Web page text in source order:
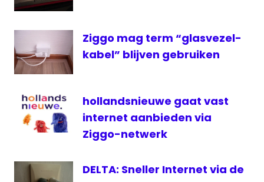
netwerk
NOS
NPO
Best
Radio
veronica
RTV
Ziggo mag term “glasvezel-
kabel” blijven gebruiken
hollandsnieuwe gaat vast
internet aanbieden via
Ziggo-netwerk
DELTA: Sneller Internet via de